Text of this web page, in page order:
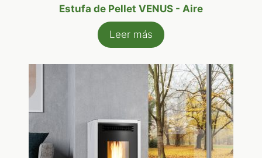
Estufa de Pellet VENUS - Aire
Leer más